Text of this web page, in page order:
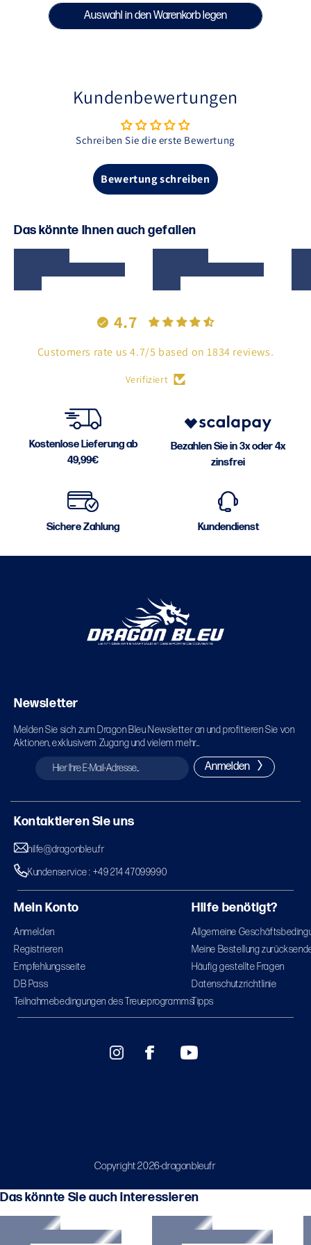
Auswahl in den Warenkorb legen
Kundenbewertungen
Schreiben Sie die erste Bewertung
Bewertung schreiben
Das könnte Ihnen auch gefallen
4.7
Customers rate us 4.7/5 based on 1834 reviews.
Verifiziert
Kostenlose Lieferung ab
49,99€
Bezahlen Sie in 3x oder 4x
zinsfrei
Sichere Zahlung Kundendienst
Newsletter
Melden Sie sich zum Dragon Bleu Newsletter an und profitieren Sie von
Aktionen, exklusivem Zugang und vielem mehr...
Anmelden
Kontaktieren Sie uns
hilfe@dragonbleu.fr
Kundenservice : +49 214 47099990
Mein Konto
Anmelden
Registrieren
Empfehlungsseite
DB Pass
Teilnahmebedingungen des Treueprogramms
Hilfe benötigt?
Allgemeine
Meine Bestellung
Häufig gestellte Fragen
Datenschutzrichtlinie
Tipps
Copyright 2026-dragonbleufr
Das könnte Sie auch interessieren